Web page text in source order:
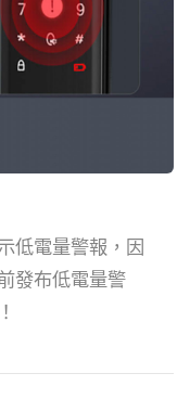
低電量警報，因
發布低電量警